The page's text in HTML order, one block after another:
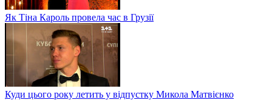
Як Тіна Кароль провела час в Грузії
Куди цього року летить у відпустку Микола Матвієнко